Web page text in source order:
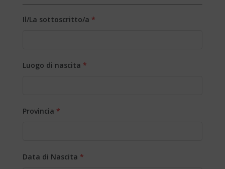
Il/La sottoscritto/a *
Luogo di nascita *
Provincia *
Data di Nascita *